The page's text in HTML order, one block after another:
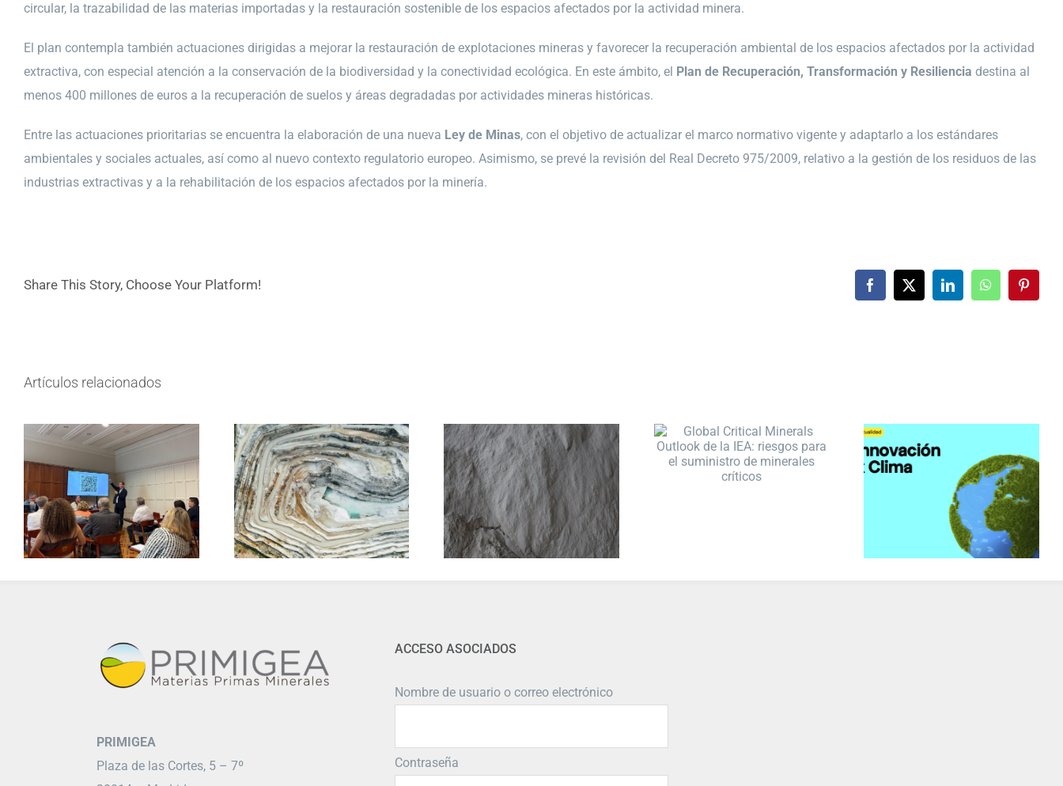
circular, la trazabilidad de las materias importadas y la restauración sostenible de los espacios afectados por la actividad minera.
El plan contempla también actuaciones dirigidas a mejorar la restauración de explotaciones mineras y favorecer la recuperación ambiental de los espacios afectados por la actividad
extractiva, con especial atención a la conservación de la biodiversidad y la conectividad ecológica. En este ámbito, el Plan de Recuperación, Transformación y Resiliencia destina al
menos 400 millones de euros a la recuperación de suelos y áreas degradadas por actividades mineras históricas.
Entre las actuaciones prioritarias se encuentra la elaboración de una nueva Ley de Minas, con el objetivo de actualizar el marco normativo vigente y adaptarlo a los estándares
ambientales y sociales actuales, así como al nuevo contexto regulatorio europeo. Asimismo, se prevé la revisión del Real Decreto 975/2009, relativo a la gestión de los residuos de las
industrias extractivas y a la rehabilitación de los espacios afectados por la minería.
Share This Story, Choose Your Platform! Facebook
X LinkedInWhatsApp
Artículos relacionados
PRIMIGEA
Plaza de las Cortes, 5 – 7º
ACCESO ASOCIADOS
Nombre de usuario o correo electrónico
Contraseña